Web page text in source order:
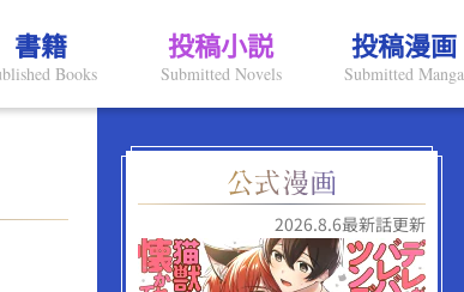
書籍
Books
投稿小説
Submitted Novels
投稿漫画
Submitted Manga
2026.8.6最新話更新